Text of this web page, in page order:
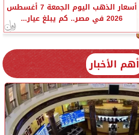
أسعار الذهب اليوم الجمعة 7 أغسطس
2026 في مصر.. كم يبلغ عيار...
أهم الأخبار